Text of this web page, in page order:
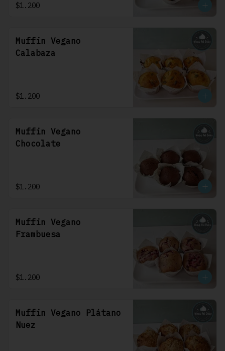
$1.200
Muffin Vegano
Calabaza
$1.200
Muffin Vegano
Chocolate
$1.200
Muffin Vegano
Frambuesa
$1.200
Muffin Vegano Plátano
Nuez